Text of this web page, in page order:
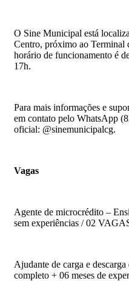
O Sine Municipal está
Centro, próximo ao Terminal
horário de funcionamento é
17h.
Para mais informações e
em contato pelo WhatsApp
oficial: @sinemunicipalcg.
Vagas
Agente de microcrédito –
sem experiências / 02
Ajudante de carga e
completo + 06 meses de